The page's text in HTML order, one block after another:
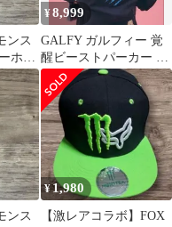
ンス
ホル
①
¥8,999
GALFY ガルフィー 覚
醒ビーストパーカー 大
型犬
ンス
¥1,980
【激レアコラボ】FOX